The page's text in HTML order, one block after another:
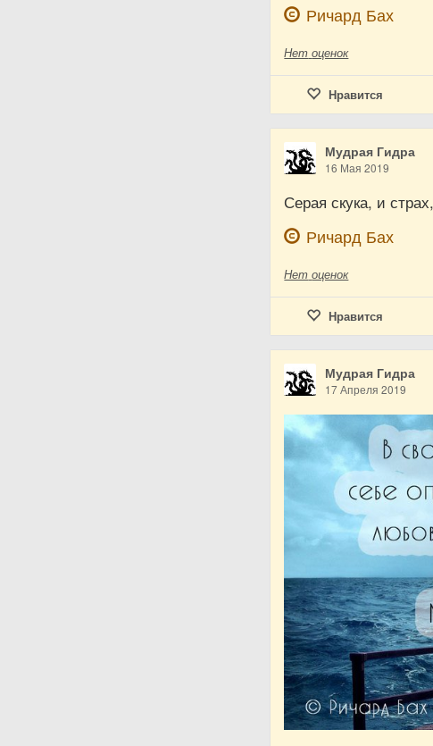
Ричард Бах
Нет оценок
Нравится
Мудрая Гидра
16 Мая 2019
Серая скука, и
Ричард Бах
Нет оценок
Нравится
Мудрая Гидра
17 Апреля 2019